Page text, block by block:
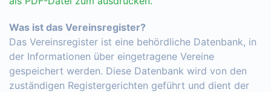
Was ist das Vereinsregister?
Das Vereinsregister ist eine behördliche Datenbank, in
der Informationen über eingetragene Vereine
gespeichert werden. Diese Datenbank wird von den
zuständigen Registergerichten geführt und dient der